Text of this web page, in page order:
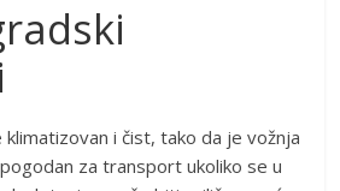
i čist, tako da je vožnja
za transport ukoliko se u